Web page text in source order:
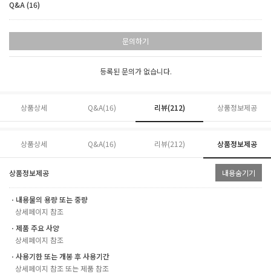
Q&A (16)
문의하기
등록된 문의가 없습니다.
상품상세 Q&A(16) 리뷰(212) 상품정보제공
상품상세 Q&A(16) 리뷰(212) 상품정보제공
상품정보제공 내용숨기기
ㆍ내용물의 용량 또는 중량
상세페이지 참조
ㆍ제품 주요 사양
상세페이지 참조
ㆍ사용기한 또는 개봉 후 사용기간
상세페이지 참조 또는 제품 참조